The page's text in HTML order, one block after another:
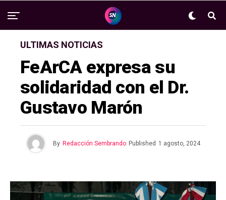
ULTIMAS NOTICIAS
FeArCA expresa su
solidaridad con el Dr.
Gustavo Marón
By Redacción Sembrando Published 1 agosto, 2024